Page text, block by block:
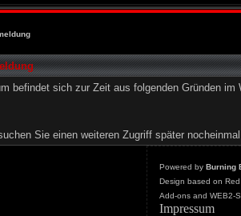
befindet sich zur Zeit aus folgenden Gründen im
Sie einen weiteren Zugriff später
Powered by Burning
Design based on
Add-ons and WEB2-
Impressum